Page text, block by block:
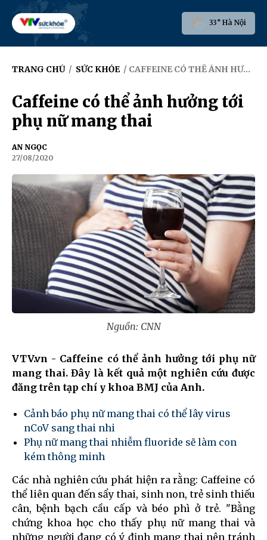
33° Hà Nội
TRANG CHỦ / SỨC KHỎE / CAFFEINE CÓ THỂ ẢNH HƯỞNG TỚI PHỤ NỮ MANG THAI
Caffeine có thể ảnh hưởng tới
phụ nữ mang thai
AN NGỌC
27/08/2020
Nguồn: CNN
VTV.vn - Caffeine có thể ảnh hưởng tới phụ nữ
mang thai. Đây là kết quả một nghiên cứu được
đăng trên tạp chí y khoa BMJ của Anh.
Cảnh báo phụ nữ mang thai có thể lây virus
nCoV sang thai nhi
Phụ nữ mang thai nhiễm fluoride sẽ làm con
kém thông minh
Các nhà nghiên cứu phát hiện ra rằng: Caffeine có
thể liên quan đến sẩy thai, sinh non, trẻ sinh thiếu
cân, bệnh bạch cầu cấp và béo phì ở trẻ. "Bằng
chứng khoa học cho thấy phụ nữ mang thai và
những người đang có ý định mang thai nên tránh